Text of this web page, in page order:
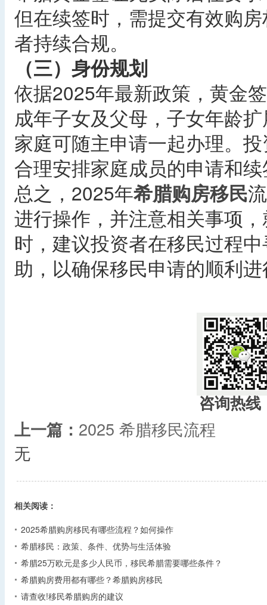
但在续签时，需提交有效购
者持续合规。
（三）身份规划
依据2025年最新政策，黄金
成年子女及父母，子女年龄
家庭可随主申请一起办理。
合理安排家庭成员的申请和
总之，2025年希腊购房移民
进行操作，并注意相关事项
时，建议投资者在移民过程
助，以确保移民申请的顺利
咨询热线
上一篇： 2025 希腊移民流程
无
相关阅读：
2025希腊购房移民有哪些流程？如何操作
希腊移民：政策、条件、优势与生活体验
希腊25万欧元是多少人民币，移民希腊需要哪些条件？
希腊购房费用都有哪些？希腊购房移民
请查收!移民希腊购房的建议